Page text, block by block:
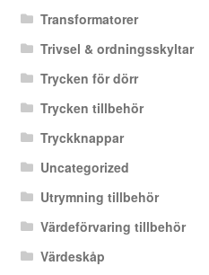
Transformatorer
Trivsel & ordningsskyltar
Trycken för dörr
Trycken tillbehör
Tryckknappar
Uncategorized
Utrymning tillbehör
Värdeförvaring tillbehör
Värdeskåp